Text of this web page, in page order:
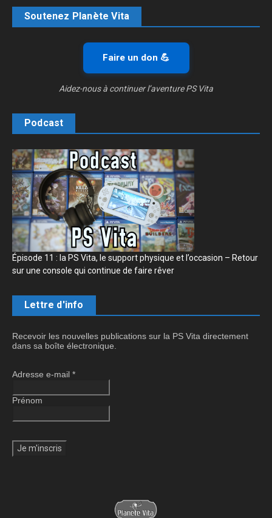
Soutenez Planète Vita
Faire un don 💪
Aidez-nous à continuer l’aventure PS Vita
Podcast
Épisode 11 : la PS Vita, le support physique et l’occasion – Retour
sur une console qui continue de faire rêver
Lettre d'info
Recevoir les nouvelles publications sur la PS Vita directement
dans sa boîte électronique.
Adresse e-mail *
Prénom